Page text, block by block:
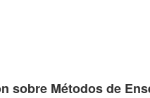
sobre Métodos de